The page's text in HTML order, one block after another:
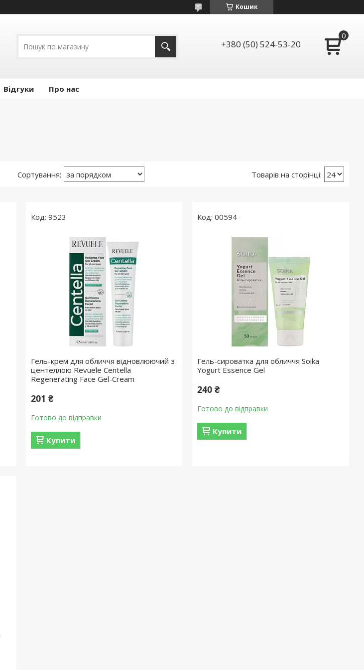
Кошик
+380 (50) 524-53-20
Відгуки Про нас
9523
Гель-крем для обличчя відновлюючий з
центеллою Revuele Centella
Regenerating Face Gel-Cream
201 ₴
Готово до відправки
Купити
00594
Гель-сироватка для обличчя Soika
Yogurt Essence Gel
240 ₴
Готово до відправки
Купити